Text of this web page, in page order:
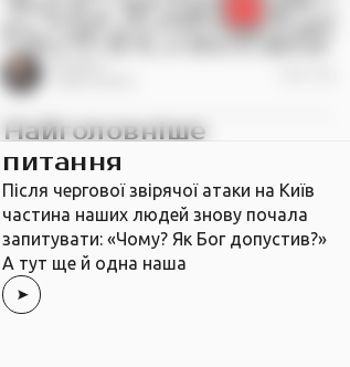
Найголовніше
питання
Після чергової звірячої атаки на Київ
частина наших людей знову почала
запитувати: «Чому? Як Бог допустив?»
А тут ще й одна наша